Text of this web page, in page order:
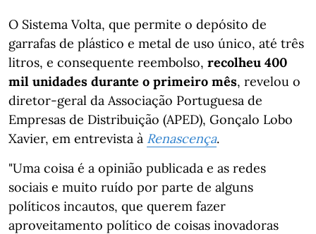
O Sistema Volta, que permite o depósito de
garrafas de plástico e metal de uso único, até três
litros, e consequente reembolso, recolheu 400
mil unidades durante o primeiro mês, revelou o
diretor-geral da Associação Portuguesa de
Empresas de Distribuição (APED), Gonçalo Lobo
Xavier, em entrevista à Renascença.
"Uma coisa é a opinião publicada e as redes
sociais e muito ruído por parte de alguns
políticos incautos, que querem fazer
aproveitamento político de coisas inovadoras